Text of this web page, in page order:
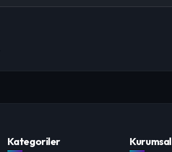
Kategoriler Kurumsal